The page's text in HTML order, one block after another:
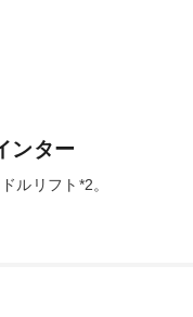
ンター
ルリフト*2。